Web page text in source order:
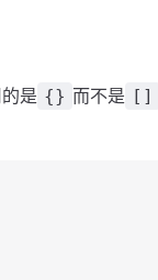
是 {} 而不是 []